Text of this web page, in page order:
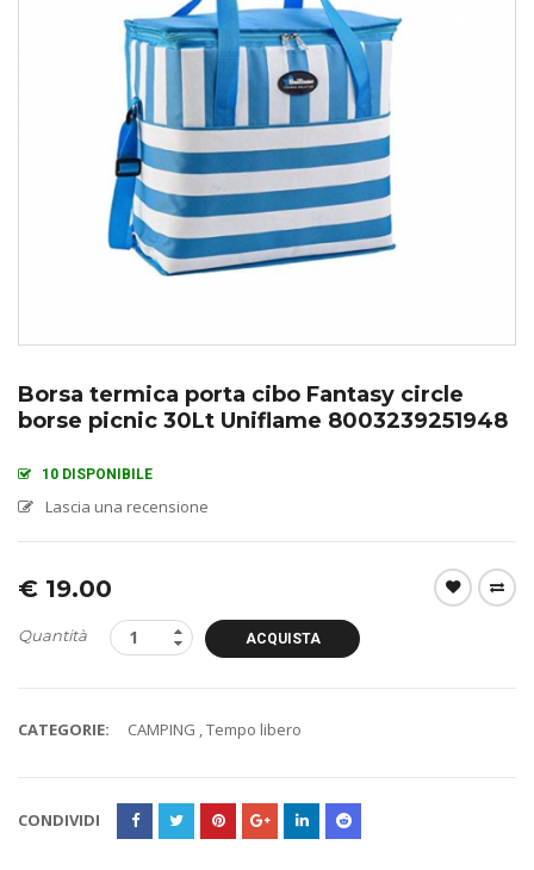
Borsa termica porta cibo Fantasy circle
borse picnic 30Lt Uniflame 8003239251948
10 DISPONIBILE
Lascia una recensione
€ 19.00
Quantità ACQUISTA
CATEGORIE: CAMPING ,Tempo libero
CONDIVIDI